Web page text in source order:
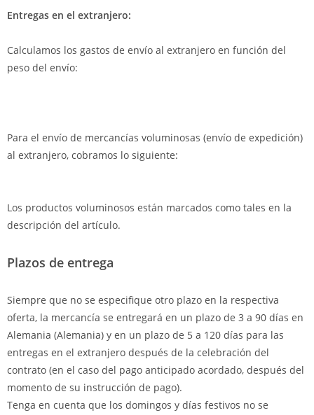
Entregas en el extranjero:
Calculamos los gastos de envío al extranjero en función del
peso del envío:
Para el envío de mercancías voluminosas (envío de expedición)
al extranjero, cobramos lo siguiente:
Los productos voluminosos están marcados como tales en la
descripción del artículo.
Plazos de entrega
Siempre que no se especifique otro plazo en la respectiva
oferta, la mercancía se entregará en un plazo de 3 a 90 días en
Alemania (Alemania) y en un plazo de 5 a 120 días para las
entregas en el extranjero después de la celebración del
contrato (en el caso del pago anticipado acordado, después del
momento de su instrucción de pago).
Tenga en cuenta que los domingos y días festivos no se